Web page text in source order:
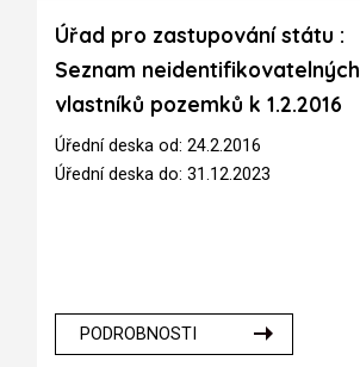
Úřad pro zastupování státu :
Seznam neidentifikovatelných
vlastníků pozemků k 1.2.2016
Úřední deska od: 24.2.2016
Úřední deska do: 31.12.2023
PODROBNOSTI